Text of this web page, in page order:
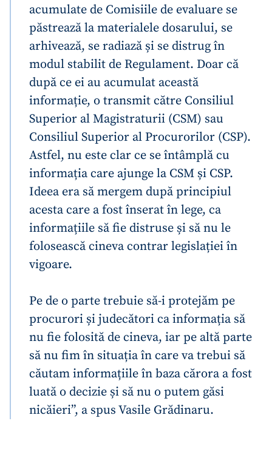
acumulate de Comisiile de evaluare se
păstrează la materialele dosarului, se
arhivează, se radiază și se distrug în
modul stabilit de Regulament. Doar că
după ce ei au acumulat această
informație, o transmit către Consiliul
Superior al Magistraturii (CSM) sau
Consiliul Superior al Procurorilor (CSP).
Astfel, nu este clar ce se întâmplă cu
informația care ajunge la CSM și CSP.
Ideea era să mergem după principiul
acesta care a fost înserat în lege, ca
informațiile să fie distruse și să nu le
folosească cineva contrar legislației în
vigoare.
Pe de o parte trebuie să-i protejăm pe
procurori și judecători ca informația să
nu fie folosită de cineva, iar pe altă parte
să nu fim în situația în care va trebui să
căutam informațiile în baza cărora a fost
luată o decizie și să nu o putem găsi
nicăieri”, a spus Vasile Grădinaru.